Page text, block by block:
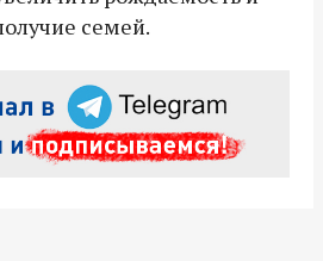
семей.